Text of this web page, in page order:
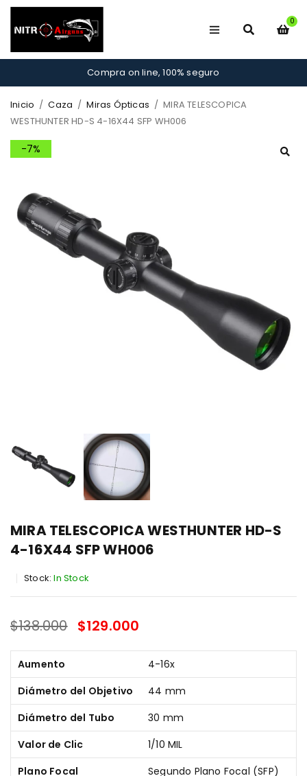
0
Compra on line, 100% seguro
Inicio / Caza / Miras Ópticas / MIRA TELESCOPICA
WESTHUNTER HD-S 4-16X44 SFP WH006
-7%
MIRA TELESCOPICA WESTHUNTER HD-S
4-16X44 SFP WH006
Stock: In Stock
SALE ENDS IN:
$138.000 $129.000
Aumento
4-16x
Diámetro del Objetivo
44 mm
Diámetro del Tubo
30 mm
Valor de Clic
1/10 MIL
Plano Focal
Segundo Plano Focal (SFP)